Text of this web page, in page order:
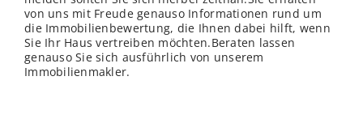
von uns mit Freude genauso Informationen rund um
die Immobilienbewertung, die Ihnen dabei hilft, wenn
Sie Ihr Haus vertreiben möchten.Beraten lassen
genauso Sie sich ausführlich von unserem
Immobilienmakler.